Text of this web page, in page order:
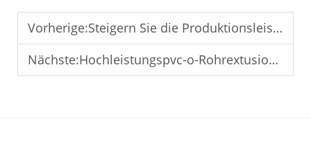
Vorherige:Steigern Sie die Produktionsleistung mit Hochgeschwindigkeits-PVC-O-Rohrextrusionstechnologie
Nächste:Hochleistungspvc-o-Rohrextusionslinie für Großprojekte im Rohrleitungsbau